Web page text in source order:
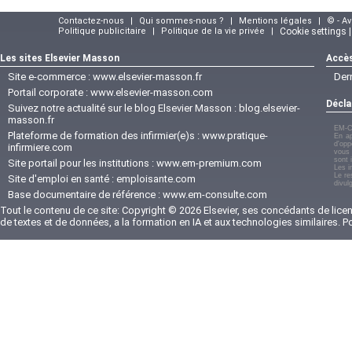
Contactez-nous Qui sommes-nous ? Mentions légales
© -
Politique publicitaire
Politique de la vie privée Cookie settings
Les sites Elsevier Masson
Site e-commerce : www.elsevier-masson.fr
Portail corporate : www.elsevier-masson.com
Suivez notre actualité sur le blog Elsevier Masson : blog.elsevier-
masson.fr
Plateforme de formation des infirmier(e)s : www.pratique-
infirmiere.com
Site portail pour les institutions : www.em-premium.com
Site d'emploi en santé : emploisante.com
Base documentaire de référence : www.em-consulte.com
EM-
En
vous
sont
Les
Le
Tout le contenu de ce site: Copyright © 2026 Elsevier, ses concédants de
de textes et de données, a la formation en IA et aux technologies similaires.